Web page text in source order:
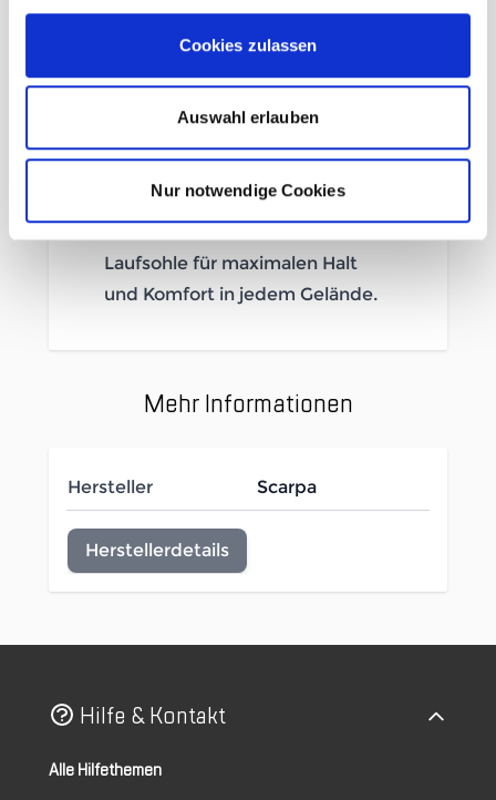
Cookies zulassen
Auswahl erlauben
Nur notwendige Cookies
Bequemer Schaftabschluss
GORE-TEX ePE mit geringer
Umweltbelastung
Suede Leder und Nylon Fabric
SALIX Sohle mit EVA
Laufsohle für maximalen Halt
und Komfort in jedem Gelände.
Mehr Informationen
Hersteller Scarpa
Herstellerdetails
Hilfe & Kontakt
Alle Hilfethemen